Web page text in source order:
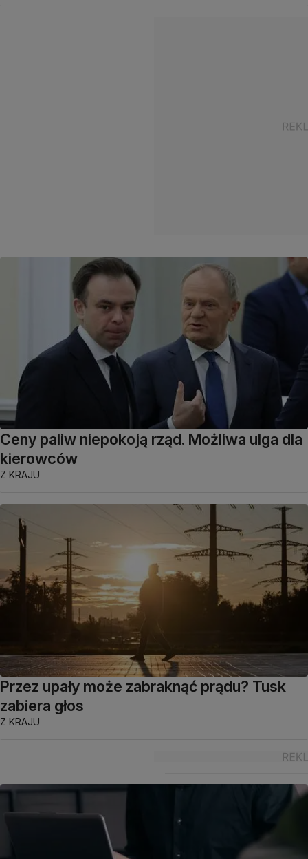
Ceny paliw niepokoją rząd. Możliwa ulga dla
kierowców
Z KRAJU
Przez upały może zabraknąć prądu? Tusk
zabiera głos
Z KRAJU